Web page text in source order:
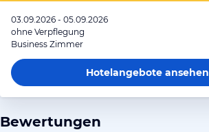
03.09.2026 - 05.09.2026
ohne Verpflegung
Business Zimmer
Hotelangeboteansehen
Bewertungen